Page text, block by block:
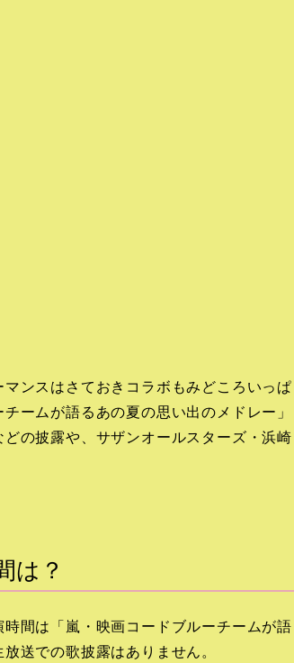
ンスはさておきコラボもみどころいっぱ
ームが語るあの夏の思い出のメドレー」
の披露や、サザンオールスターズ・浜崎
は？
間は「嵐・映画コードブルーチームが語
送での歌披露はありません。